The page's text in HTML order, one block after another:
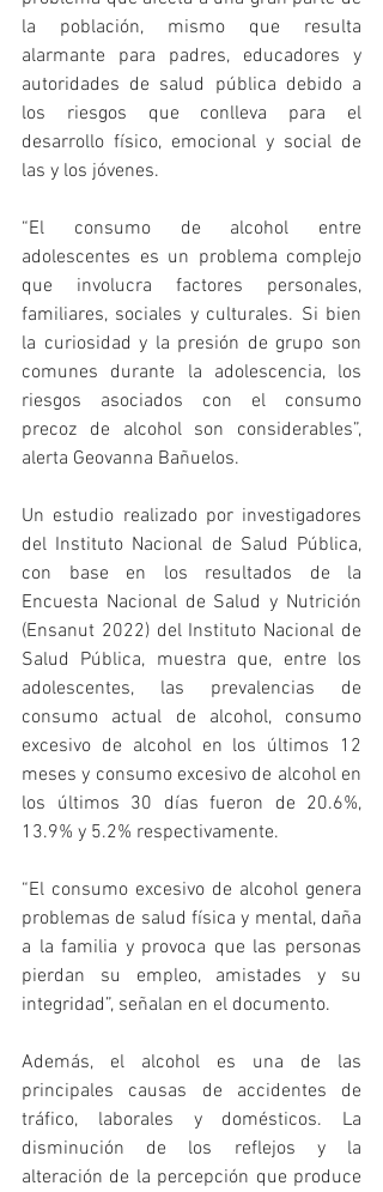
la población, mismo que resulta
alarmante para padres, educadores y
autoridades de salud pública debido a
los riesgos que conlleva para el
desarrollo físico, emocional y social de
las y los jóvenes.
“El consumo de alcohol entre
adolescentes es un problema complejo
que involucra factores personales,
familiares, sociales y culturales. Si bien
la curiosidad y la presión de grupo son
comunes durante la adolescencia, los
riesgos asociados con el consumo
precoz de alcohol son considerables”,
alerta Geovanna Bañuelos.
Un estudio realizado por investigadores
del Instituto Nacional de Salud Pública,
con base en los resultados de la
Encuesta Nacional de Salud y Nutrición
(Ensanut 2022) del Instituto Nacional de
Salud Pública, muestra que, entre los
adolescentes, las prevalencias de
consumo actual de alcohol, consumo
excesivo de alcohol en los últimos 12
meses y consumo excesivo de alcohol en
los últimos 30 días fueron de 20.6%,
13.9% y 5.2% respectivamente.
“El consumo excesivo de alcohol genera
problemas de salud física y mental, daña
a la familia y provoca que las personas
pierdan su empleo, amistades y su
integridad”, señalan en el documento.
Además, el alcohol es una de las
principales causas de accidentes de
tráfico, laborales y domésticos. La
disminución de los reflejos y la
alteración de la percepción que produce